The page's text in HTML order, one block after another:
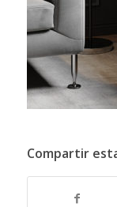
Compartir